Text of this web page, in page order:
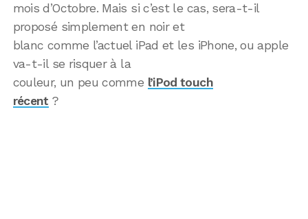
mois d’Octobre. Mais si c’est le cas, sera-t-il
proposé simplement en noir et
blanc comme l’actuel iPad et les iPhone, ou apple
va-t-il se risquer à la
couleur, un peu comme l’iPod touch
récent ?